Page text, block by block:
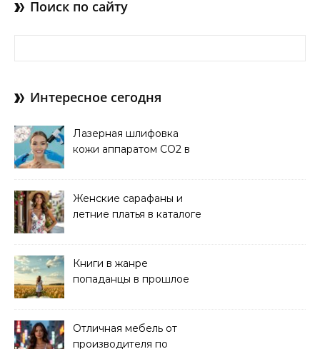
Поиск по сайту
Интересное сегодня
Лазерная шлифовка
кожи аппаратом CO2 в
Женские сарафаны и
летние платья в каталоге
Книги в жанре
попаданцы в прошлое
Отличная мебель от
производителя по